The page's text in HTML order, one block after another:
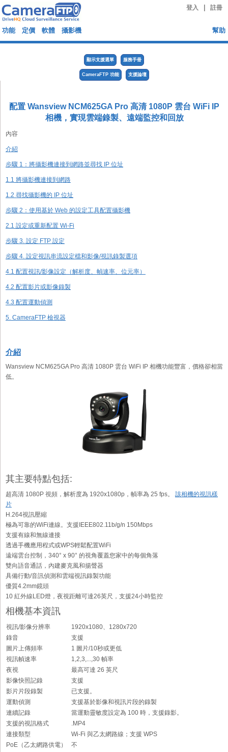
登入 註冊
功能 定價 軟體 攝影機 幫助
顯示支援選單 服務手冊
CameraFTP 功能 支援論壇
配置 Wansview NCM625GA Pro 高清 1080P 雲台 WiFi IP
相機，實現雲端錄製、遠端監控和回放
內容
介紹
步驟 1：將攝影機連接到網路並尋找 IP 位址
1.1 將攝影機連接到網路
1.2 尋找攝影機的 IP 位址
步驟 2：使用基於 Web 的設定工具配置攝影機
2.1 設定或重新配置 Wi-Fi
步驟 3. 設定 FTP 設定
步驟 4. 設定視訊串流設定檔和影像/視訊錄製選項
4.1 配置視訊/影像設定（解析度、幀速率、位元率）
4.2 配置影片或影像錄製
4.3 配置運動偵測
5. CameraFTP 檢視器
介紹
Wansview NCM625GA Pro 高清 1080P 雲台 WiFi IP 相機功能豐富，價格卻相當
低。
其主要特點包括:
超高清 1080P 視頻，解析度為 1920x1080p，幀率為 25 fps。 該相機的視訊樣
片
H.264視訊壓縮
極為可靠的WiFi連線。支援IEEE802.11b/g/n 150Mbps
支援有線和無線連接
透過手機應用程式或WPS輕鬆配置WiFi
遠端雲台控制，340° x 90° 的視角覆蓋您家中的每個角落
雙向語音通話，內建麥克風和揚聲器
具備行動/音訊偵測和雲端視訊錄製功能
優質4.2mm鏡頭
10 紅外線LED燈，夜視距離可達26英尺，支援24小時監控
相機基本資訊
視訊/影像分辨率
1920x1080、1280x720
錄音
支援
圖片上傳頻率
1 圖片/10秒或更低
視訊幀速率
1,2,3,...,30 幀率
夜視
最高可達 26 英尺
影像快照記錄
支援
影片片段錄製
已支援。
運動偵測
支援基於影像和視訊片段的錄製
連續記錄
當運動靈敏度設定為 100 時，支援錄影。
支援的視訊格式
.MP4
連接類型
Wi-Fi 與乙太網路線；支援 WPS
PoE（乙太網路供電）
不